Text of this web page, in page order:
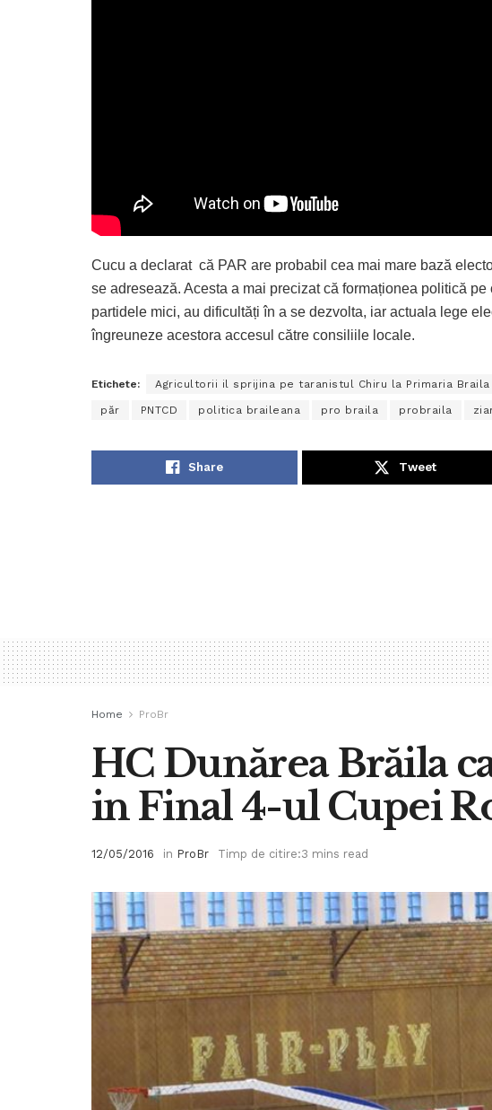
Cucu a declarat că PAR are probabil cea mai mare bază
se adresează. Acesta a mai precizat că formaționea politică
partidele mici, au dificultăți în a se dezvolta, iar actuala lege
îngreuneze acestora accesul către consiliile locale.
Etichete: Agricultorii il sprijina pe taranistul Chiru la Primaria Braila
păr PNTCD politica braileana pro braila probraila
Share Tweet
Home ProBr
HC Dunărea Brăila
in Final 4-ul Cupei
12/05/2016 in ProBr Timp de citire:3 mins read